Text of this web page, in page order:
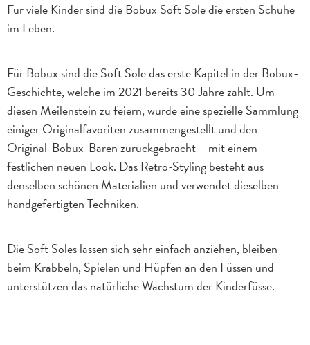
Für viele Kinder sind die Bobux Soft Sole die ersten Schuhe
im Leben.
Für Bobux sind die Soft Sole das erste Kapitel in der Bobux-
Geschichte, welche im 2021 bereits 30 Jahre zählt. Um
diesen Meilenstein zu feiern, wurde eine spezielle Sammlung
einiger Originalfavoriten zusammengestellt und den
Original-Bobux-Bären zurückgebracht – mit einem
festlichen neuen Look. Das Retro-Styling besteht aus
denselben schönen Materialien und verwendet dieselben
handgefertigten Techniken.
Die Soft Soles lassen sich sehr einfach anziehen, bleiben
beim Krabbeln, Spielen und Hüpfen an den Füssen und
unterstützen das natürliche Wachstum der Kinderfüsse.